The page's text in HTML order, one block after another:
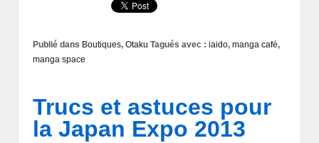
Publié dans Boutiques, Otaku Tagués avec : iaido, manga café,
manga space
Trucs et astuces pour
la Japan Expo 2013